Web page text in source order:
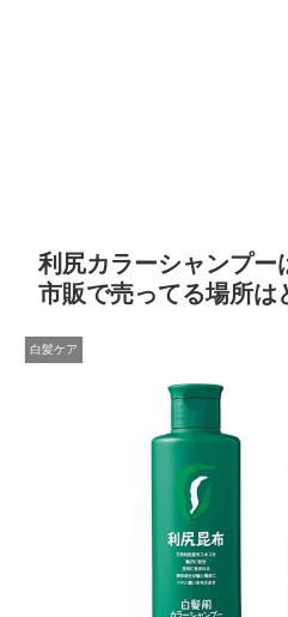
利尻カラーシャンプー
市販で売ってる場所は
白髪ケア